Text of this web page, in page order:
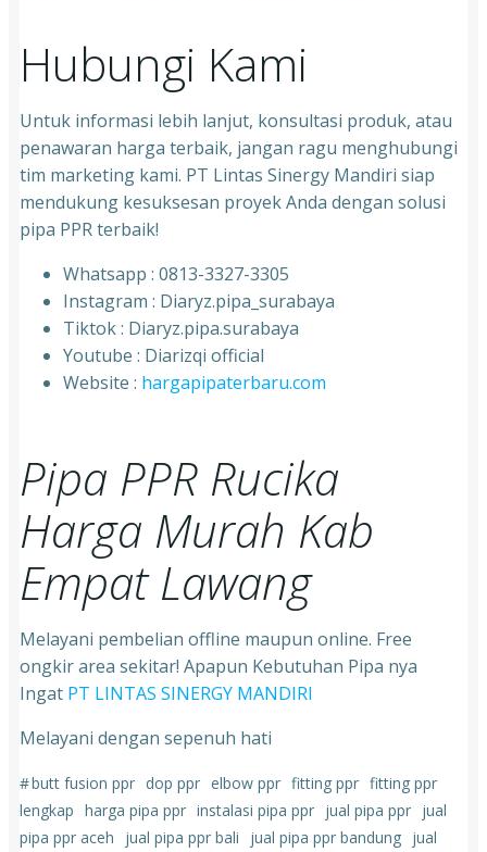
Hubungi Kami
Untuk informasi lebih lanjut, konsultasi produk, atau
penawaran harga terbaik, jangan ragu menghubungi
tim marketing kami. PT Lintas Sinergy Mandiri siap
mendukung kesuksesan proyek Anda dengan solusi
pipa PPR terbaik!
Whatsapp : 0813-3327-3305
⁠Instagram : Diaryz.pipa_surabaya
⁠Tiktok : Diaryz.pipa.surabaya
⁠Youtube : Diarizqi official
⁠Website : hargapipaterbaru.com
Pipa PPR Rucika
Harga Murah Kab
Empat Lawang
Melayani pembelian offline maupun online. Free
ongkir area sekitar! Apapun Kebutuhan Pipa nya
Ingat PT LINTAS SINERGY MANDIRI
Melayani dengan sepenuh hati
#butt fusion ppr dop ppr elbow ppr fitting ppr fitting ppr
lengkap harga pipa ppr instalasi pipa ppr jual pipa ppr jual
pipa ppr aceh
jual pipa ppr bali jual pipa ppr bandung jual